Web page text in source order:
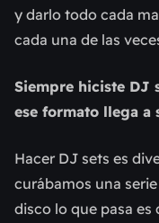
y darlo todo cada
cada una de las
Siempre hiciste DJ
ese formato llega a
Hacer DJ sets es
curábamos una
disco lo que pasa